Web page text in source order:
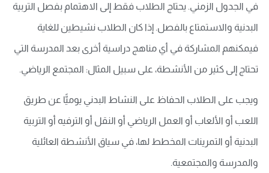
في الجدول الزمني. يحتاج الطلاب فقط إلى الاهتمام بفصل التربية
البدنية والاستمتاع بالفصل. إذا كان الطلاب نشيطين للغاية
فيمكنهم المشاركة في أي مناهج دراسية أخرى بعد المدرسة التي
تحتاج إلى كثير من الأنشطة، على سبيل المثال: المجتمع الرياضي.
ويجب على الطلاب الحفاظ على النشاط البدني يوميًّا عن طريق
اللعب أو الألعاب أو العمل الرياضي أو النقل أو الترفيه أو التربية
البدنية أو التمرينات المخطط لها، في سياق الأنشطة العائلية
والمدرسة والمجتمعية.